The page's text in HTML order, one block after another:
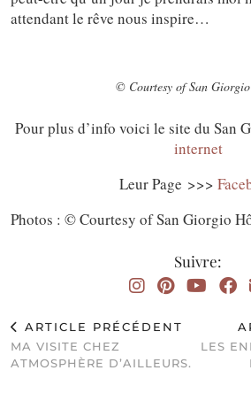
attendant le rêve nous inspire…
© Courtesy of San
Pour plus d’info voici le site du San
internet
Leur Page >>>
Photos : © Courtesy of San Giorgio
Suivre:
ARTICLE PRÉCÉDENT
MA VISITE CHEZ
ATMOSPHÈRE D’AILLEURS.
LES